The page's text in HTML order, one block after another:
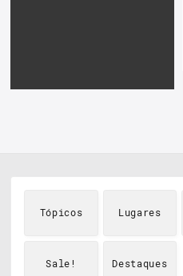
Tópicos Lugares
Sale! Destaques